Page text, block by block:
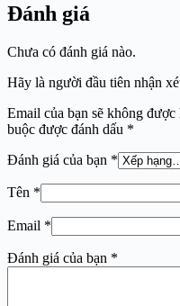
Đánh giá
Chưa có đánh giá nào.
Hãy là người đầu tiên nhận
Email của bạn sẽ không
buộc được đánh dấu *
Đánh giá của bạn *
Tên *
Email *
Đánh giá của bạn *